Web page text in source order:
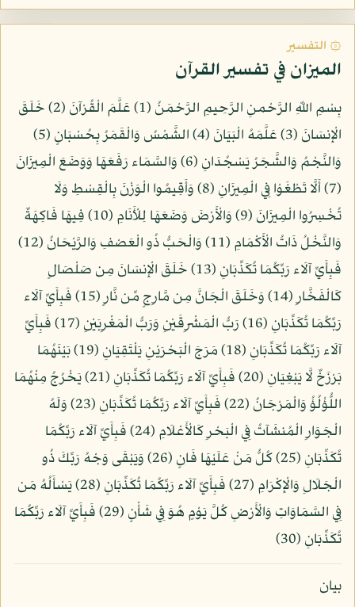
۞ التفسير
الميزان في تفسير القرآن
بِسْمِ اللّهِ الرَّحْمنِ الرَّحِيمِ الرَّحْمَنُ (1) عَلَّمَ الْقُرْآنَ (2) خَلَقَ
الْإِنسَانَ (3) عَلَّمَهُ الْبَيَانَ (4) الشَّمْسُ وَالْقَمَرُ بِحُسْبَانٍ (5)
وَالنَّجْمُ وَالشَّجَرُ يَسْجُدَانِ (6) وَالسَّمَاء رَفَعَهَا وَوَضَعَ الْمِيزَانَ
(7) أَلَّا تَطْغَوْا فِي الْمِيزَانِ (8) وَأَقِيمُوا الْوَزْنَ بِالْقِسْطِ وَلَا
تُخْسِرُوا الْمِيزَانَ (9) وَالْأَرْضَ وَضَعَهَا لِلْأَنَامِ (10) فِيهَا فَاكِهَةٌ
وَالنَّخْلُ ذَاتُ الْأَكْمَامِ (11) وَالْحَبُّ ذُو الْعَصْفِ وَالرَّيْحَانُ (12)
فَبِأَيِّ آلَاء رَبِّكُمَا تُكَذِّبَانِ (13) خَلَقَ الْإِنسَانَ مِن صَلْصَالٍ
كَالْفَخَّارِ (14) وَخَلَقَ الْجَانَّ مِن مَّارِجٍ مِّن نَّارٍ (15) فَبِأَيِّ آلَاء
رَبِّكُمَا تُكَذِّبَانِ (16) رَبُّ الْمَشْرِقَيْنِ وَرَبُّ الْمَغْرِبَيْنِ (17) فَبِأَيِّ
آلَاء رَبِّكُمَا تُكَذِّبَانِ (18) مَرَجَ الْبَحْرَيْنِ يَلْتَقِيَانِ (19) بَيْنَهُمَا
بَرْزَخٌ لَّا يَبْغِيَانِ (20) فَبِأَيِّ آلَاء رَبِّكُمَا تُكَذِّبَانِ (21) يَخْرُجُ مِنْهُمَا
اللُّؤْلُؤُ وَالْمَرْجَانُ (22) فَبِأَيِّ آلَاء رَبِّكُمَا تُكَذِّبَانِ (23) وَلَهُ
الْجَوَارِ الْمُنشَآتُ فِي الْبَحْرِ كَالْأَعْلَامِ (24) فَبِأَيِّ آلَاء رَبِّكُمَا
تُكَذِّبَانِ (25) كُلُّ مَنْ عَلَيْهَا فَانٍ (26) وَيَبْقَى وَجْهُ رَبِّكَ ذُو
الْجَلَالِ وَالْإِكْرَامِ (27) فَبِأَيِّ آلَاء رَبِّكُمَا تُكَذِّبَانِ (28) يَسْأَلُهُ مَن
فِي السَّمَاوَاتِ وَالْأَرْضِ كُلَّ يَوْمٍ هُوَ فِي شَأْنٍ (29) فَبِأَيِّ آلَاء رَبِّكُمَا
تُكَذِّبَانِ (30)
بيان